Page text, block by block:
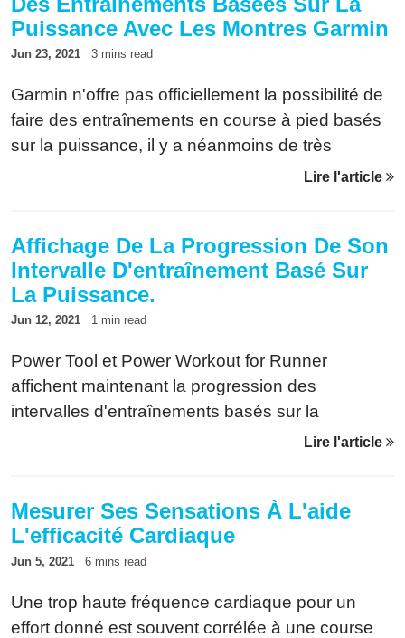
Puissance Avec Les Montres Garmin
Jun 23, 2021 3 mins read
Garmin n'offre pas officiellement la possibilité de
faire des entraînements en course à pied basés
sur la puissance, il y a néanmoins de très
bonnes solutions alternatives. Voici une liste.
Lire l'article
Affichage De La Progression De Son
Intervalle D'entraînement Basé Sur
La Puissance.
Jun 12, 2021 1 min read
Power Tool et Power Workout for Runner
affichent maintenant la progression des
intervalles d'entraînements basés sur la
Lire l'article
Mesurer Ses Sensations À L'aide
L'efficacité Cardiaque
Jun 5, 2021 6 mins read
Une trop haute fréquence cardiaque pour un
effort donné est souvent corrélée à une course